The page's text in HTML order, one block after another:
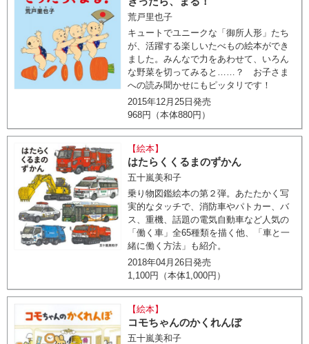
荒戸里也子
キュートでユニークな「御所人形」たち
が、活躍する楽しいたべもの絵本ができ
ました。みんなで力をあわせて、いろん
な野菜を切ってみると……？ お子さま
への読み聞かせにもピッタリです！
2015年12月25日発売
968円（本体880円）
【絵本】
はたらくくるまのずかん
五十嵐美和子
乗り物図鑑絵本の第２弾。あたたかく写
実的なタッチで、消防車やパトカー、バ
ス、重機、話題の電気自動車など人気の
「働く車」全65種類を描く他、「車と一
緒に働く方法」も紹介。
2018年04月26日発売
1,100円（本体1,000円）
【絵本】
コモちゃんのかくれんぼ
五十嵐美和子